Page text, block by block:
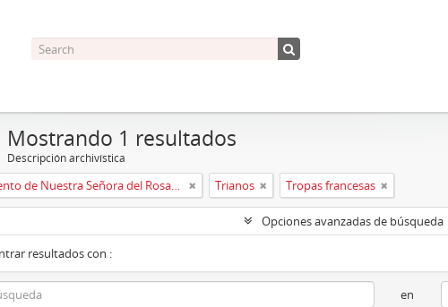
Mostrando 1 resultados
Descripción archivística
Convento de Nuestra Señora del Rosario de Oviedo Trianos Tropas francesas
Opciones avanzadas de búsqueda
resultados con :
en